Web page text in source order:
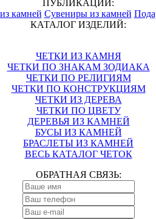
ПУБЛИКАЦИИ:
камней Сувениры из камней
КАТАЛОГ ИЗДЕЛИЙ:
ЧЕТКИ ИЗ КАМНЯ
ЧЕТКИ ПО ЗНАКАМ ЗОДИАКА
ЧЕТКИ ПО РЕЛИГИЯМ
ЧЕТКИ ПО КОНСТРУКЦИЯМ
ЧЕТКИ ИЗ ДЕРЕВА
ЧЕТКИ ПО ЦВЕТУ
ДЕРЕВЬЯ ИЗ КАМНЕЙ
БУСЫ ИЗ КАМНЕЙ
БРАСЛЕТЫ ИЗ КАМНЕЙ
ВЕСЬ КАТАЛОГ ЧЕТОК
ОБРАТНАЯ СВЯЗЬ: